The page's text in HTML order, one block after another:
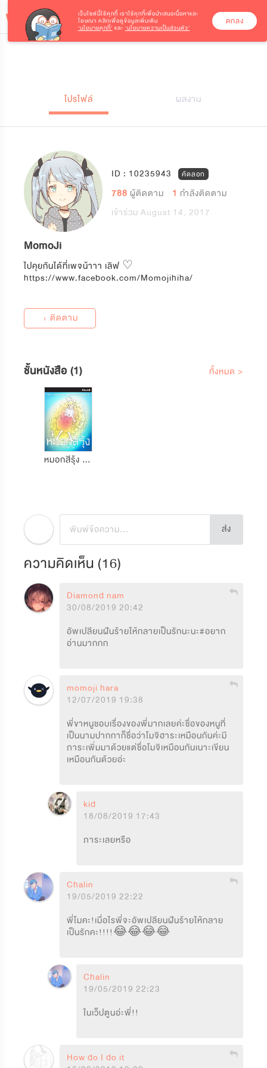
โปรไฟล์ ผลงาน
ID : 10235943 คัดลอก
788 ผู้ติดตาม 1 กำลังติดตาม
เข้าร่วม August 14, 2017
MomoJi
ไปคุยกันได้ที่เพจน้าาา เลิฟ ♡
https://www.facebook.com/Momojihiha/
+ ติดตาม
ชั้นหนังสือ (1) ทั้งหมด >
หมอกสีรุ้ง (KBank Comics Contest)
ส่ง
ความคิดเห็น (16)
Diamond nam
30/08/2019 20:42
อัพเปลียนฝันร้ายให้กลายเป็นรักนะนะ#อยาก
อ่านมากกก
momoji hara
12/07/2019 19:38
พี่ขาหนูชอบเรื่องของพี่มากเลยค่ะชื่อของหนูที่
เป็นนามปากกาก็ชื่อว่าโมจิฮาระเหมือนกันค่ะมี
ภาระเพิ่มมาด้วยแต่ชื่อโมจิเหมือนกันเนาะเขียน
เหมือนกันด้วยอ่ะ
kid
18/08/2019 17:43
ภาระเลยหรือ
Chalin
19/05/2019 22:22
พี่โมคะ!เมื่อไรพี่จะอัพเปลียนฝันร้ายให้กลาย
เป็นรักคะ!!!!😂😂😂😂
Chalin
19/05/2019 22:23
ในเว็ปตูนอ่ะพี่!!
How do I do it
เว็บไซต์นี้ใช้คุกกี้ เราใช้คุกกี้เพื่อนำเสนอเนื้อหาและ
โฆษณา คลิกเพื่อดูข้อมูลเพิ่มเติม
‘นโยบายคุกกี้’ และ ‘นโยบายความเป็นส่วนตัว’
ตกลง